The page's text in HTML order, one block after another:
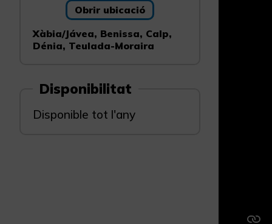
Obrir ubicació
Xàbia/Jávea, Benissa, Calp,
Dénia, Teulada-Moraira
Disponibilitat
Disponible tot l'any